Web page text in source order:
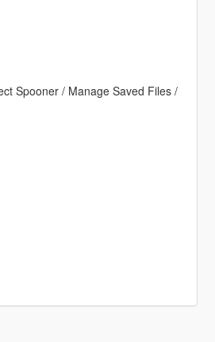
Spooner / Manage Saved Files /